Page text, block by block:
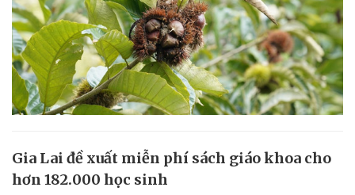
Gia Lai đề xuất miễn phí sách giáo khoa cho
hơn 182.000 học sinh